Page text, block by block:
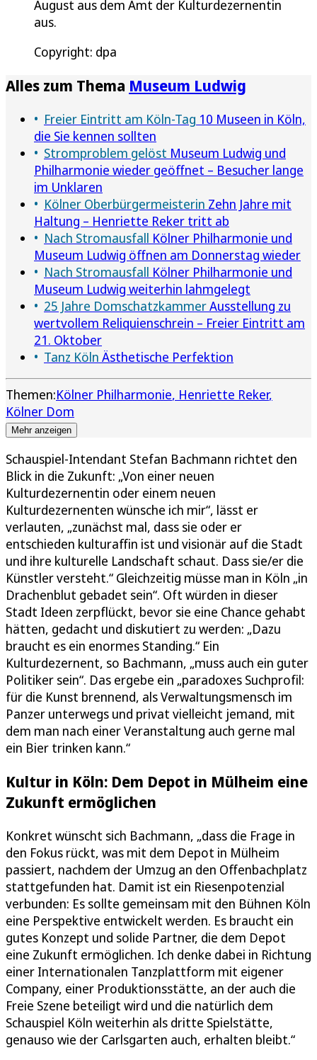
August aus dem Amt der Kulturdezernentin
aus.
Copyright: dpa
Alles zum Thema Museum Ludwig
Freier Eintritt am Köln-Tag 10 Museen in Köln,
die Sie kennen sollten
Stromproblem gelöst Museum Ludwig und
Philharmonie wieder geöffnet – Besucher lange
im Unklaren
Kölner Oberbürgermeisterin Zehn Jahre mit
Haltung – Henriette Reker tritt ab
Nach Stromausfall Kölner Philharmonie und
Museum Ludwig öffnen am Donnerstag wieder
Nach Stromausfall Kölner Philharmonie und
Museum Ludwig weiterhin lahmgelegt
25 Jahre DomschatzkammerAusstellung zu
wertvollem Reliquienschrein – Freier Eintritt am
21. Oktober
Tanz Köln Ästhetische Perfektion
Themen:Kölner Philharmonie Henriette Reker
Kölner Dom
Mehr anzeigen
Schauspiel-Intendant Stefan Bachmann richtet den
Blick in die Zukunft: „Von einer neuen
Kulturdezernentin oder einem neuen
Kulturdezernenten wünsche ich mir“, lässt er
verlauten, „zunächst mal, dass sie oder er
entschieden kulturaffin ist und visionär auf die Stadt
und ihre kulturelle Landschaft schaut. Dass sie/er die
Künstler versteht.“ Gleichzeitig müsse man in Köln „in
Drachenblut gebadet sein“. Oft würden in dieser
Stadt Ideen zerpflückt, bevor sie eine Chance gehabt
hätten, gedacht und diskutiert zu werden: „Dazu
braucht es ein enormes Standing.“ Ein
Kulturdezernent, so Bachmann, „muss auch ein guter
Politiker sein“. Das ergebe ein „paradoxes Suchprofil:
für die Kunst brennend, als Verwaltungsmensch im
Panzer unterwegs und privat vielleicht jemand, mit
dem man nach einer Veranstaltung auch gerne mal
ein Bier trinken kann.“
Kultur in Köln: Dem Depot in Mülheim eine
Zukunft ermöglichen
Konkret wünscht sich Bachmann, „dass die Frage in
den Fokus rückt, was mit dem Depot in Mülheim
passiert, nachdem der Umzug an den Offenbachplatz
stattgefunden hat. Damit ist ein Riesenpotenzial
verbunden: Es sollte gemeinsam mit den Bühnen Köln
eine Perspektive entwickelt werden. Es braucht ein
gutes Konzept und solide Partner, die dem Depot
eine Zukunft ermöglichen. Ich denke dabei in Richtung
einer Internationalen Tanzplattform mit eigener
Company, einer Produktionsstätte, an der auch die
Freie Szene beteiligt wird und die natürlich dem
Schauspiel Köln weiterhin als dritte Spielstätte,
genauso wie der Carlsgarten auch, erhalten bleibt.“